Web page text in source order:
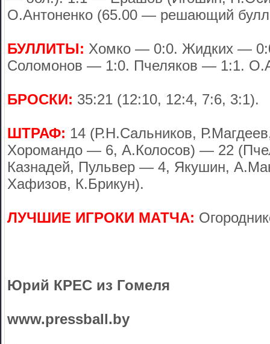
О.Антоненко (65.00 — решающий
БУЛЛИТЫ: Хомко — 0:0. Жидких —
Соломонов — 1:0. Пчеляков — 1:1.
БРОСКИ: 35:21 (12:10, 12:4, 7:6, 3:1).
ШТРАФ: 14 (Р.Н.Сальников,
Хоромандо — 6, А.Колосов) — 22
Казнадей, Пульвер — 4, Якушин,
Хафизов, К.Брикун).
ЛУЧШИЕ ИГРОКИ МАТЧА:
Юрий КРЕС из Гомеля
www.pressball.by